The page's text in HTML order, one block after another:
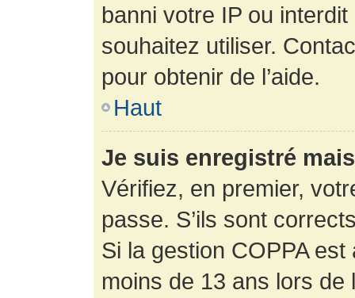
banni votre IP ou
souhaitez utiliser.
pour obtenir de l’aide.
Haut
Je suis enregistré
Vérifiez, en premier,
passe. S’ils sont
Si la gestion COPPA
moins de 13 ans lors de